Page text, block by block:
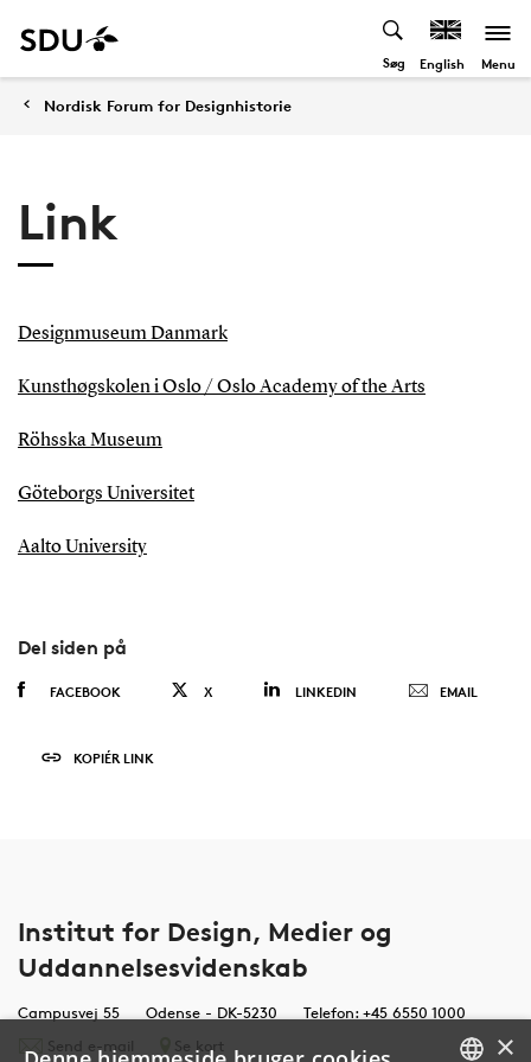
Søg English Menu
Nordisk Forum for Designhistorie
Link
Designmuseum Danmark
Kunsthøgskolen i Oslo / Oslo Academy of the Arts
Röhsska Museum
Göteborgs Universitet
Aalto University
Del siden på
FACEBOOK X LINKEDIN EMAIL
KOPIÉR LINK
Institut for Design, Medier og
Uddannelsesvidenskab
Campusvej 55 Odense - DK-5230
Telefon: +45 6550 1000
Send e-mail
Se kort ×